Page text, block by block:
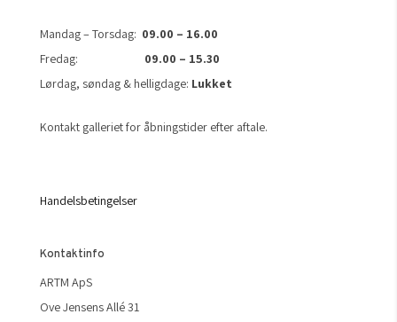
Mandag – Torsdag: 09.00 – 16.00
Fredag: 09.00 – 15.30
Lørdag, søndag & helligdage: Lukket
Kontakt galleriet for åbningstider efter aftale.
Handelsbetingelser
Kontaktinfo
ARTM ApS
Ove Jensens Allé 31